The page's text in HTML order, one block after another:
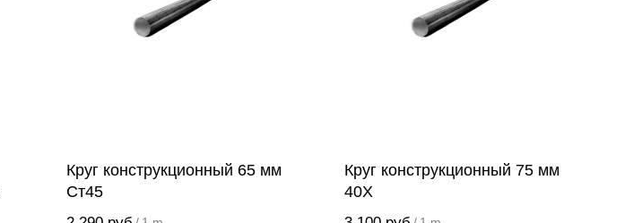
Круг конструкционный 65 мм
Ст45
Круг конструкционный 75 мм
40Х